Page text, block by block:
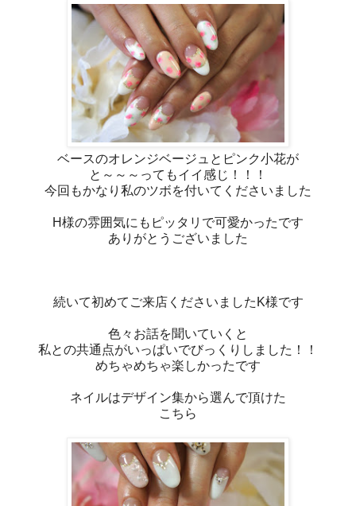
ベースのオレンジベージュとピンク小花が
と～～～ってもイイ感じ！！！
今回もかなり私のツボを付いてくださいました
H様の雰囲気にもピッタリで可愛かったです
ありがとうございました
続いて初めてご来店くださいましたK様です
色々お話を聞いていくと
私との共通点がいっぱいでびっくりしました！！
めちゃめちゃ楽しかったです
ネイルはデザイン集から選んで頂けた
こちら